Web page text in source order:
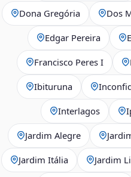
Dona Gregória Dos
Edgar Pereira
Francisco Peres I
Ibituruna
Interlagos
Jardim Alegre
Jardim Itália Jardim